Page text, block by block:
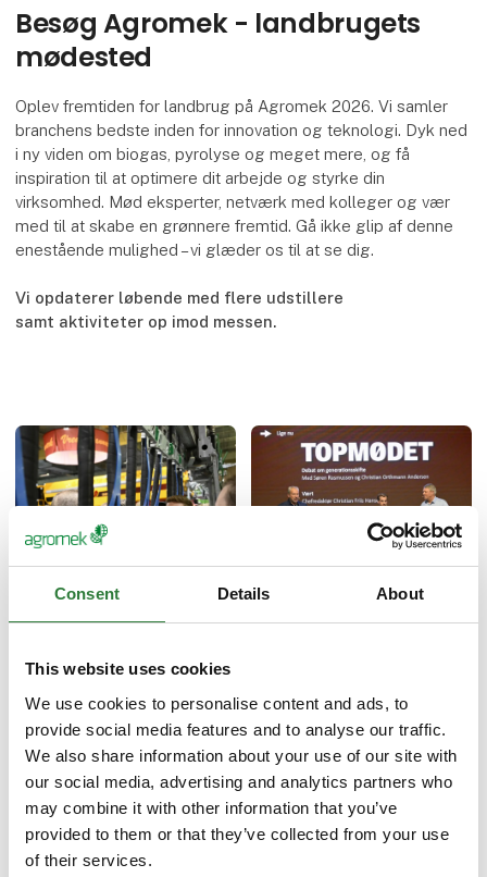
Consent Details About
This website uses cookies
We use cookies to personalise content and ads, to
provide social media features and to analyse our traffic.
We also share information about your use of our site with
our social media, advertising and analytics partners who
may combine it with other information that you’ve
provided to them or that they’ve collected from your use
of their services.
Besøg Agromek - landbrugets
mødested
Oplev fremtiden for landbrug på Agromek 2026. Vi samler
branchens bedste inden for innovation og teknologi. Dyk ned
i ny viden om biogas, pyrolyse og meget mere, og få
inspiration til at optimere dit arbejde og styrke din
virksomhed. Mød eksperter, netværk med kolleger og vær
med til at skabe en grønnere fremtid. Gå ikke glip af denne
enestående mulighed – vi glæder os til at se dig.
Vi opdaterer løbende med flere udstillere
samt aktiviteter op imod messen.
Mød udstillerne